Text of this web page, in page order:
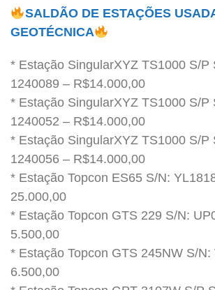
SALDÃO DE ESTAÇÕES
GEOTÉCNICA
* Estação SingularXYZ TS1000 S/P
1240089 – R$14.000,00
* Estação SingularXYZ TS1000 S/P
1240052 – R$14.000,00
* Estação SingularXYZ TS1000 S/P
1240056 – R$14.000,00
* Estação Topcon ES65 S/N:
25.000,00
* Estação Topcon GTS 229 S/N:
5.500,00
* Estação Topcon GTS 245NW S/
6.500,00